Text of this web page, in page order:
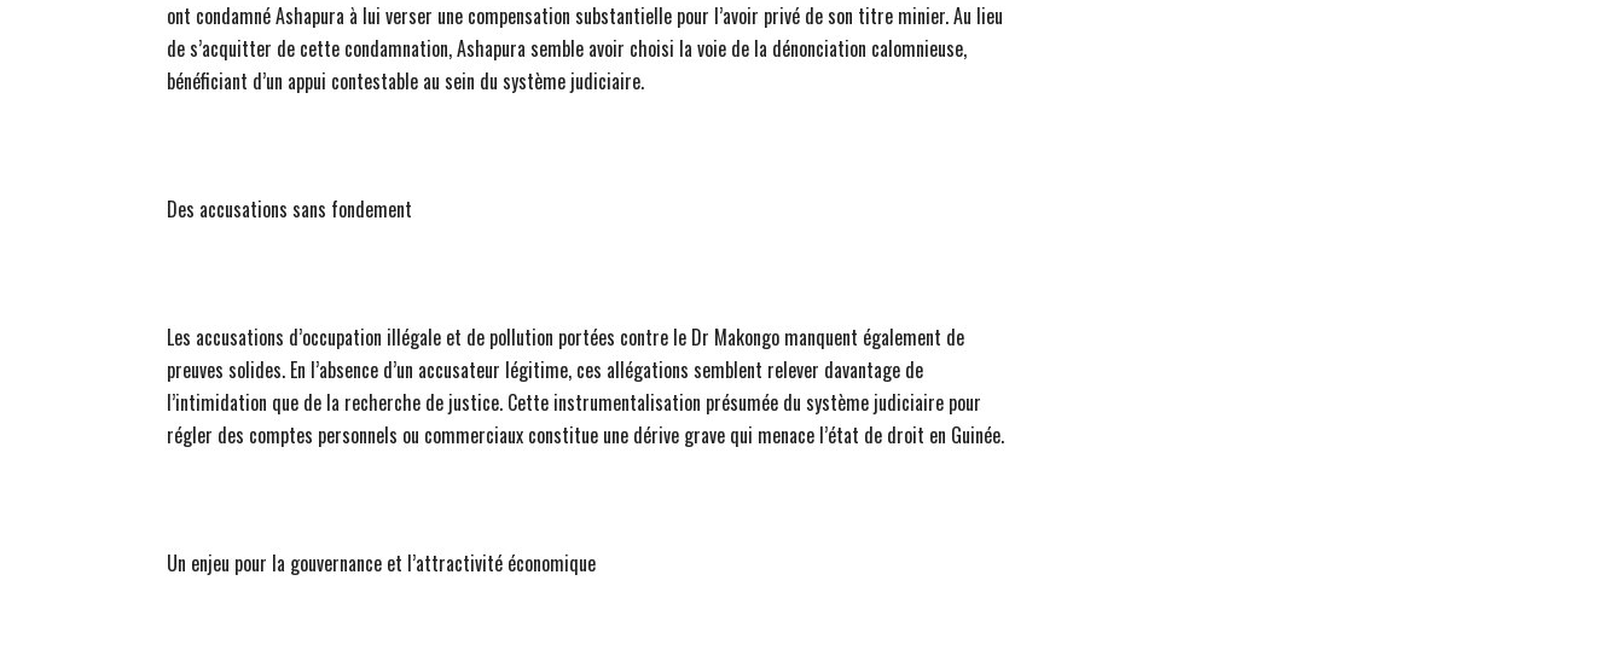
ont condamné Ashapura à lui verser une compensation substantielle pour l’avoir privé de son titre minier. Au lieu
de s’acquitter de cette condamnation, Ashapura semble avoir choisi la voie de la dénonciation calomnieuse,
bénéficiant d’un appui contestable au sein du système judiciaire.
Des accusations sans fondement
Les accusations d’occupation illégale et de pollution portées contre le Dr Makongo manquent également de
preuves solides. En l’absence d’un accusateur légitime, ces allégations semblent relever davantage de
l’intimidation que de la recherche de justice. Cette instrumentalisation présumée du système judiciaire pour
régler des comptes personnels ou commerciaux constitue une dérive grave qui menace l’état de droit en Guinée.
Un enjeu pour la gouvernance et l’attractivité économique